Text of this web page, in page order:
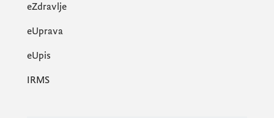
eZdravlje
eUprava
еUpis
IRMS